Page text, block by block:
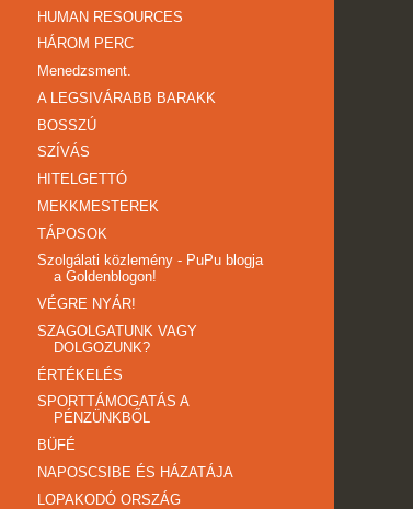
HUMAN RESOURCES
HÁROM PERC
Menedzsment.
A LEGSIVÁRABB BARAKK
BOSSZÚ
SZÍVÁS
HITELGETTÓ
MEKKMESTEREK
TÁPOSOK
Szolgálati közlemény - PuPu blogja
a Goldenblogon!
VÉGRE NYÁR!
SZAGOLGATUNK VAGY
DOLGOZUNK?
ÉRTÉKELÉS
SPORTTÁMOGATÁS A
PÉNZÜNKBŐL
BÜFÉ
NAPOSCSIBE ÉS HÁZATÁJA
LOPAKODÓ ORSZÁG